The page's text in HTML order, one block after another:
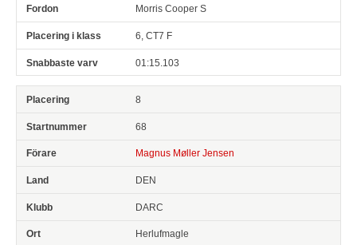
Morris Cooper S
6, CT7 F
01:15.103
8
68
Magnus Møller Jensen
DEN
DARC
Herlufmagle